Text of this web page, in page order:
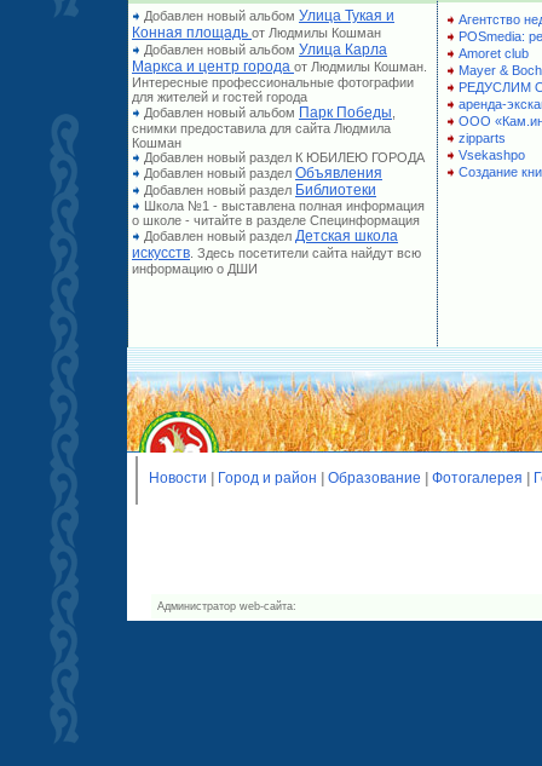
Добавлен новый альбом Улица Тукая и
Конная площадь от Людмилы Кошман
Добавлен новый альбом Улица Карла
Маркса и центр города от Людмилы Кошман.
Интересные профессиональные фотографии
для жителей и гостей города
Добавлен новый альбом Парк Победы
снимки предоставила для сайта Людмила
Кошман
Добавлен новый раздел К ЮБИЛЕЮ ГОРОДА
Добавлен новый раздел Объявления
Добавлен новый раздел Библиотеки
Школа №1 - выставлена полная информация
о школе - читайте в разделе Специнформация
Добавлен новый раздел Детская школа
искусств . Здесь посетители сайта найдут всю
информацию о ДШИ
Агентство
POSmedia:
Amoret club
Mayer & Boch
РЕДУСЛИМ
аренда-
ООО
zipparts
Vsekashpo
Создание
Новости Город и район Образование Фотогалерея
Администратор web-сайта: